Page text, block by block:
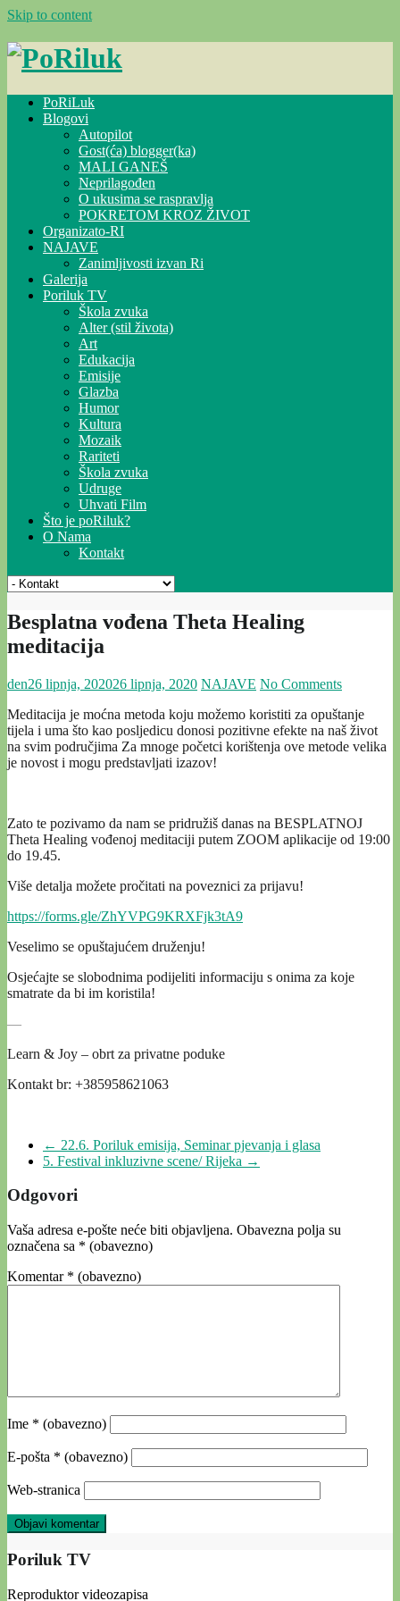
Skip to content
PoRiLuk
Blogovi
Autopilot
Gost(ća) blogger(ka)
MALI GANEŠ
Neprilagođen
O ukusima se raspravlja
POKRETOM KROZ ŽIVOT
Organizato-RI
NAJAVE
Zanimljivosti izvan Ri
Galerija
Poriluk TV
Škola zvuka
Alter (stil života)
Art
Edukacija
Emisije
Glazba
Humor
Kultura
Mozaik
Rariteti
Škola zvuka
Udruge
Uhvati Film
Što je poRiluk?
O Nama
Kontakt
Besplatna vođena Theta Healing
meditacija
den26 lipnja, 202026 lipnja, 2020 NAJAVE No Comments
Meditacija je moćna metoda koju možemo koristiti za opuštanje
tijela i uma što kao posljedicu donosi pozitivne efekte na naš život
na svim područjima Za mnoge početci korištenja ove metode velika
je novost i mogu predstavljati izazov!
Zato te pozivamo da nam se pridružiš danas na BESPLATNOJ
Theta Healing vođenoj meditaciji putem ZOOM aplikacije od 19:00
do 19.45.
Više detalja možete pročitati na poveznici za prijavu!
https://forms.gle/ZhYVPG9KRXFjk3tA9
Veselimo se opuštajućem druženju!
Osjećajte se slobodnima podijeliti informaciju s onima za koje
smatrate da bi im koristila!
—
Learn & Joy – obrt za privatne poduke
Kontakt br: +385958621063
← 22.6. Poriluk emisija, Seminar pjevanja i glasa
5. Festival inkluzivne scene/ Rijeka →
Odgovori
Vaša adresa e-pošte neće biti objavljena. Obavezna polja su
označena sa * (obavezno)
Komentar * (obavezno)
Ime * (obavezno)
E-pošta * (obavezno)
Web-stranica
Poriluk TV
Reproduktor videozapisa